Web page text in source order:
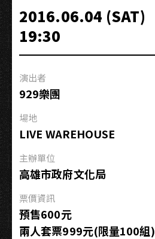
−突
圍」
−高
雄
會
2016.06.04 (SAT)
19:30
演出者
929樂團
場地
LIVE WAREHOUSE
主辦單位
高雄市政府文化局
票價資訊
預售600元
兩人套票999元(限量100組)